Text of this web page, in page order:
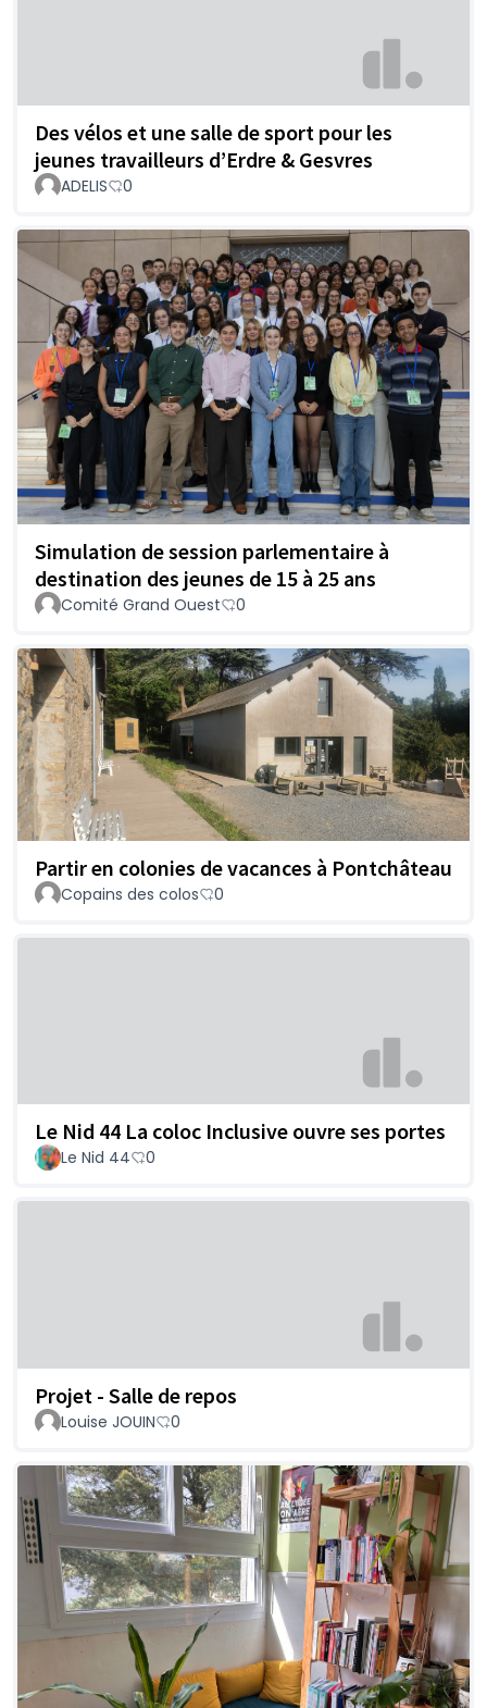
Des vélos et une salle de sport pour les
jeunes travailleurs d’Erdre & Gesvres
ADELIS 0
Simulation de session parlementaire à
destination des jeunes de 15 à 25 ans
Comité Grand Ouest 0
Partir en colonies de vacances à Pontchâteau
Copains des colos 0
Le Nid 44 La coloc Inclusive ouvre ses portes
Le Nid 44 0
Projet - Salle de repos
Louise JOUIN 0